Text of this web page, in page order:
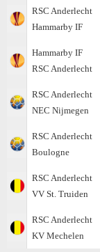
RSC Anderlecht
Hammarby IF
Hammarby IF
RSC Anderlecht
RSC Anderlecht
NEC Nijmegen
RSC Anderlecht
Boulogne
RSC Anderlecht
VV St. Truiden
RSC Anderlecht
KV Mechelen